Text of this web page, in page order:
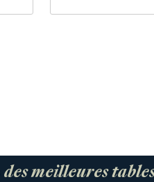
des meilleures